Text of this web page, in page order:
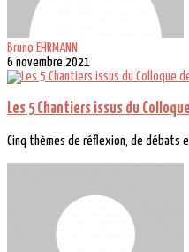
Bruno EHRMANN
6 novembre 2021
Les 5 Chantiers issus du
Cinq thèmes de réflexion, de débats